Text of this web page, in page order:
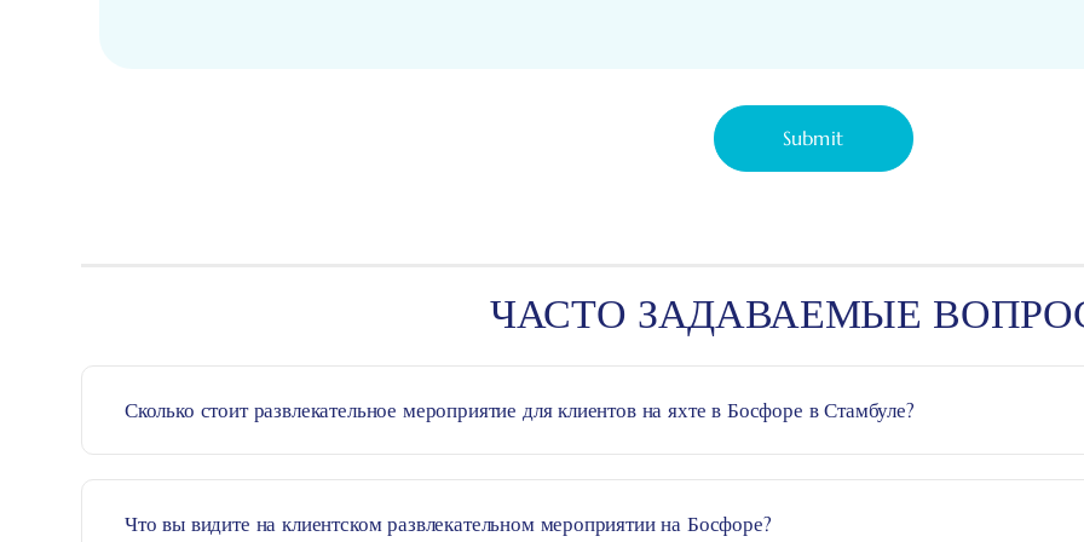
ЧАСТО ЗАДАВАЕМЫЕ
Сколько стоит развлекательное мероприятие для клиентов на яхте в Босфоре в Стамбуле?
Что вы видите на клиентском развлекательном мероприятии на Босфоре?
Круиз по Босфору Часто задаваемые вопросы